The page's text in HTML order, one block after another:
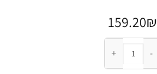
159.20₪
כמות של צמיד חריטה לגבר עם קוביות